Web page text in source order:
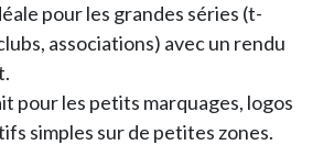
pour les grandes séries (t-
associations) avec un rendu
pour les petits marquages, logos
simples sur de petites zones.